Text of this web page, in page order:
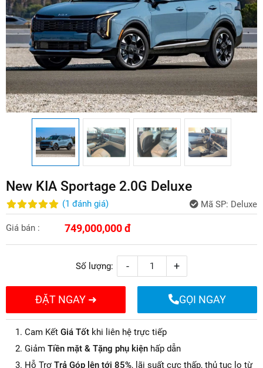
New KIA Sportage 2.0G Deluxe
(1 đánh giá) Mã SP: Deluxe
Giá bán : 749,000,000 đ
Số lượng: - +
ĐẶT NGAY ➜ GỌI NGAY
Cam Kết Giá Tốt khi liên hệ trực tiếp
Giảm Tiền mặt & Tặng phụ kiện hấp dẫn
Hỗ Trợ Trả Góp lên tới 85%, lãi suất cực thấp, thủ tục lo từ